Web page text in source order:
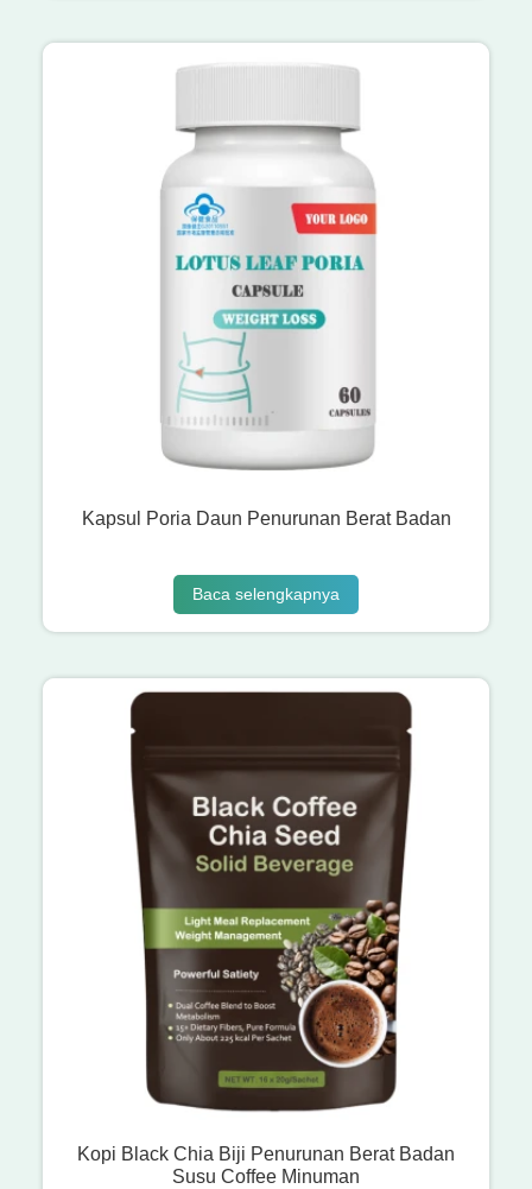
Kapsul Poria Daun Penurunan Berat Badan
Baca selengkapnya
Kopi Black Chia Biji Penurunan Berat Badan
Susu Coffee Minuman